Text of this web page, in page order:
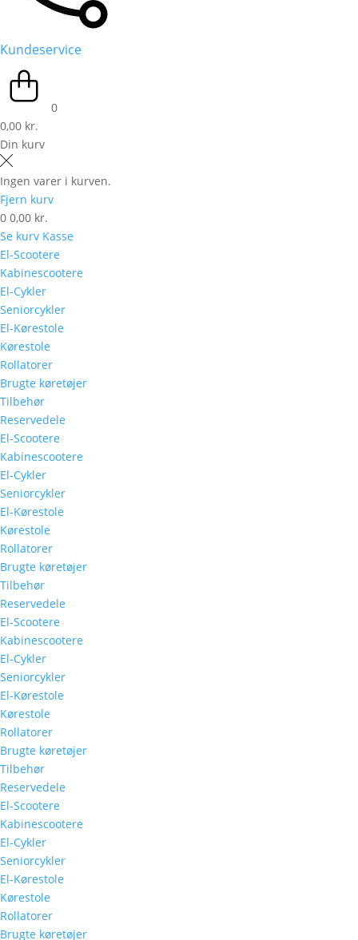
Kundeservice
0
0,00 kr.
Din kurv
Ingen varer i kurven.
Fjern kurv
0 0,00 kr.
Se kurv Kasse
El-Scootere
Kabinescootere
El-Cykler
Seniorcykler
El-Kørestole
Kørestole
Rollatorer
Brugte køretøjer
Tilbehør
Reservedele
El-Scootere
Kabinescootere
El-Cykler
Seniorcykler
El-Kørestole
Kørestole
Rollatorer
Brugte køretøjer
Tilbehør
Reservedele
El-Scootere
Kabinescootere
El-Cykler
Seniorcykler
El-Kørestole
Kørestole
Rollatorer
Brugte køretøjer
Tilbehør
Reservedele
El-Scootere
Kabinescootere
El-Cykler
Seniorcykler
El-Kørestole
Kørestole
Rollatorer
Brugte køretøjer